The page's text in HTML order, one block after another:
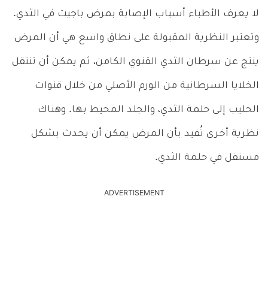
لا يعرف الأطباء أسباب الإصابة بمرض باجيت في الثدي.
وتعتبر النظرية المقبولة على نطاق واسع هي أن المرض
ينتج عن سرطان الثدي القنوي الكامن، ثم يمكن أن تنتقل
الخلايا السرطانية من الورم الأصلي من خلال قنوات
الحليب إلى حلمة الثدي، والجلد المحيط بها. وهناك
نظرية أخرى تُفيد بأن المرض يمكن أن يحدث بشكل
مستقل في حلمة الثدي.
ADVERTISEMENT